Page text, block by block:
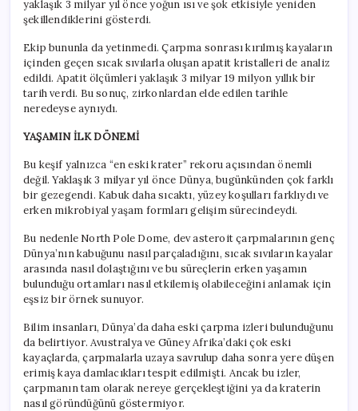
yaklaşık 3 milyar yıl önce yoğun ısı ve şok etkisiyle yeniden
şekillendiklerini gösterdi.
Ekip bununla da yetinmedi. Çarpma sonrası kırılmış kayaların
içinden geçen sıcak sıvılarla oluşan apatit kristalleri de analiz
edildi. Apatit ölçümleri yaklaşık 3 milyar 19 milyon yıllık bir
tarih verdi. Bu sonuç, zirkonlardan elde edilen tarihle
neredeyse aynıydı.
YAŞAMIN İLK DÖNEMİ
Bu keşif yalnızca “en eski krater” rekoru açısından önemli
değil. Yaklaşık 3 milyar yıl önce Dünya, bugünkünden çok farklı
bir gezegendi. Kabuk daha sıcaktı, yüzey koşulları farklıydı ve
erken mikrobiyal yaşam formları gelişim sürecindeydi.
Bu nedenle North Pole Dome, dev asteroit çarpmalarının genç
Dünya’nın kabuğunu nasıl parçaladığını, sıcak sıvıların kayalar
arasında nasıl dolaştığını ve bu süreçlerin erken yaşamın
bulunduğu ortamları nasıl etkilemiş olabileceğini anlamak için
eşsiz bir örnek sunuyor.
Bilim insanları, Dünya’da daha eski çarpma izleri bulunduğunu
da belirtiyor. Avustralya ve Güney Afrika’daki çok eski
kayaçlarda, çarpmalarla uzaya savrulup daha sonra yere düşen
erimiş kaya damlacıkları tespit edilmişti. Ancak bu izler,
çarpmanın tam olarak nereye gerçekleştiğini ya da kraterin
nasıl göründüğünü göstermiyor.